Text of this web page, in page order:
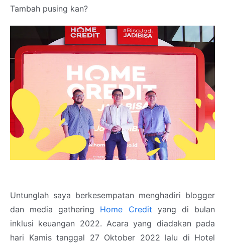
Tambah pusing kan?
Untunglah saya berkesempatan menghadiri blogger
dan media gathering Home Credit yang di bulan
inklusi keuangan 2022. Acara yang diadakan pada
hari Kamis tanggal 27 Oktober 2022 lalu di Hotel